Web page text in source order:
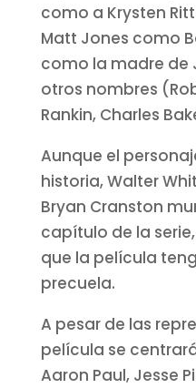
como a Krysten
Matt Jones como
como la madre de
otros nombres
Rankin, Charles
Aunque el
historia, Walter
Bryan Cranston
capítulo de la
que la película
precuela.
A pesar de las
película se
Aaron Paul, Jesse